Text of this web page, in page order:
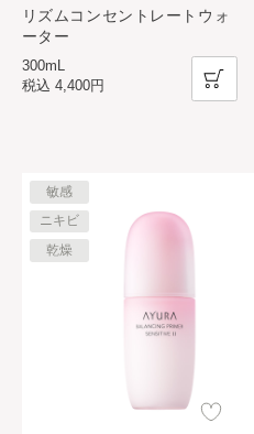
リズムコンセントレートウォ
ーター
300mL
税込 4,400円
敏感
ニキビ
乾燥